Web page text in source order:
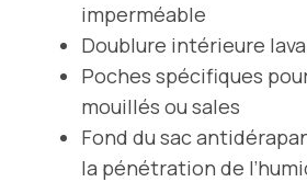
imperméable
Doublure intérieure
Poches spécifiques
mouillés ou sales
Fond du sac
la pénétration de